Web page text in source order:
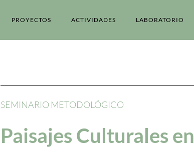
PROYECTOS ACTIVIDADES LABORATORIO
SEMINARIO METODOLÓGICO
Paisajes Culturales en